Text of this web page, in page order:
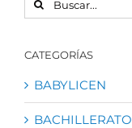
CATEGORÍAS
BABYLICEN
BACHILLERATO